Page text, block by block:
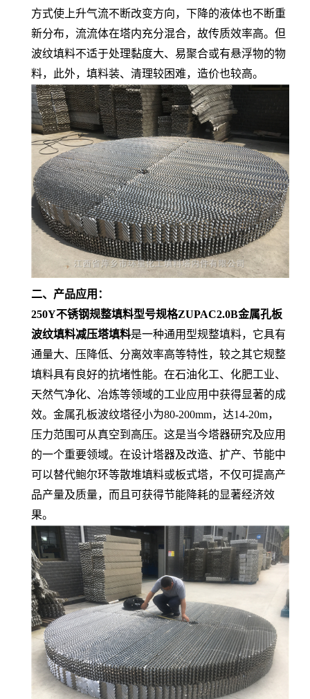
方式使上升气流不断改变方向，下降的液体也不断重
新分布，流流体在塔内充分混合，故传质效率高。但
波纹填料不适于处理黏度大、易聚合或有悬浮物的物
料，此外，填料装、清理较困难，造价也较高。
二、产品应用：
250Y不锈钢规整填料型号规格ZUPAC2.0B金属孔板
波纹填料减压塔填料是一种通用型规整填料，它具有
通量大、压降低、分离效率高等特性，较之其它规整
填料具有良好的抗堵性能。在石油化工、化肥工业、
天然气净化、冶炼等领域的工业应用中获得显著的成
效。金属孔板波纹塔径小为80-200mm，达14-20m，
压力范围可从真空到高压。这是当今塔器研究及应用
的一个重要领域。在设计塔器及改造、扩产、节能中
可以替代鲍尔环等散堆填料或板式塔，不仅可提高产
品产量及质量，而且可获得节能降耗的显著经济效
果。